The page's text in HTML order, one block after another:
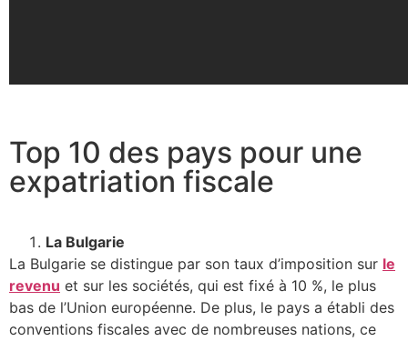
Top 10 des pays pour une
expatriation fiscale
La Bulgarie
La Bulgarie se distingue par son taux d’imposition sur le
revenu et sur les sociétés, qui est fixé à 10 %, le plus
bas de l’Union européenne. De plus, le pays a établi des
conventions fiscales avec de nombreuses nations, ce